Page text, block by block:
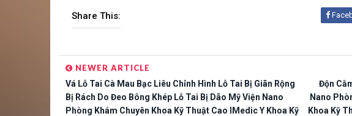
Share This:
NEWER ARTICLE
Vá Lỗ Tai Cà Mau Bạc Liêu Chỉnh Hình Lỗ Tai Bị Giãn Rộng
Bị Rách Do Đeo Bông Khép Lỗ Tai Bị Dão Mỹ Viện Nano
Phòng Khám Chuyên Khoa Kỹ Thuật Cao IMedic Y Khoa Kỹ
Độn
Nano
Khoa Kỹ